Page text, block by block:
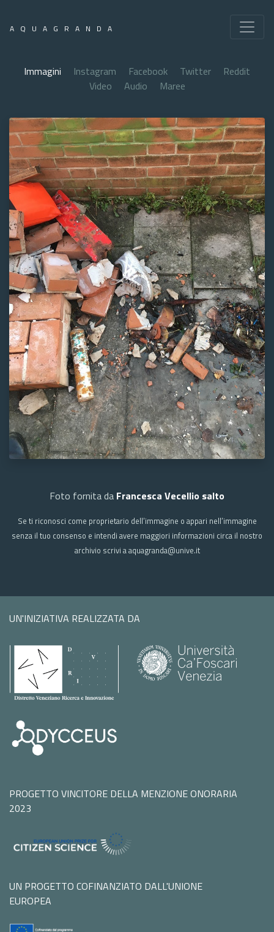
AQUAGRANDA
Immagini Instagram Facebook Twitter
Reddit
Video
Audio Maree
Foto fornita da Francesca Vecellio salto
Se ti riconosci come proprietario dell’immagine o appari nell’immagine
senza il tuo consenso e intendi avere maggiori informazioni circa il nostro
archivio scrivi a aquagranda@unive.it
UN'INIZIATIVA REALIZZATA DA
PROGETTO VINCITORE DELLA MENZIONE ONORARIA
2023
UN PROGETTO COFINANZIATO DALL'UNIONE
EUROPEA